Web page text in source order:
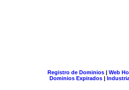
Registro de Dominios| Web
Dominios Expirados |